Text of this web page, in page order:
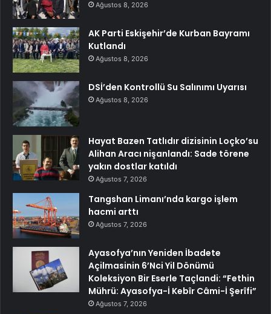
Ağustos 8, 2026
AK Parti Eskişehir’de Kurban Bayramı
Kutlandı
Ağustos 8, 2026
DSİ’den Kontrollü Su Salınımı Uyarısı
Ağustos 8, 2026
Hayat Bazen Tatlıdır dizisinin Loçko’su
Alihan Aracı nişanlandı: Sade törene
yakın dostlar katıldı
Ağustos 7, 2026
Tangshan Limanı’nda kargo işlem
hacmi arttı
Ağustos 7, 2026
Ayasofya’nın Yeniden İbadete
Açilmasinin 6’Nci Yil Dönümü
Koleksiyon Bir Eserle Taçlandi: “Fethin
Mührü: Ayasofya-İ Kebîr Câmi-İ Şerîfi”
Ağustos 7, 2026